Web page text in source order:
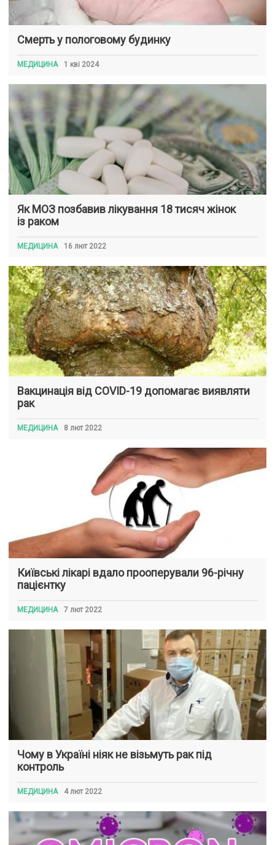
Смерть у пологовому будинку
МЕДИЦИНА 1 кві 2024
Як МОЗ позбавив лікування 18 тисяч жінок
із раком
МЕДИЦИНА 16 лют 2022
Вакцинація від COVID-19 допомагає виявляти
рак
МЕДИЦИНА 8 лют 2022
Київські лікарі вдало прооперували 96-річну
пацієнтку
МЕДИЦИНА 7 лют 2022
Чому в Україні ніяк не візьмуть рак під
контроль
МЕДИЦИНА 4 лют 2022